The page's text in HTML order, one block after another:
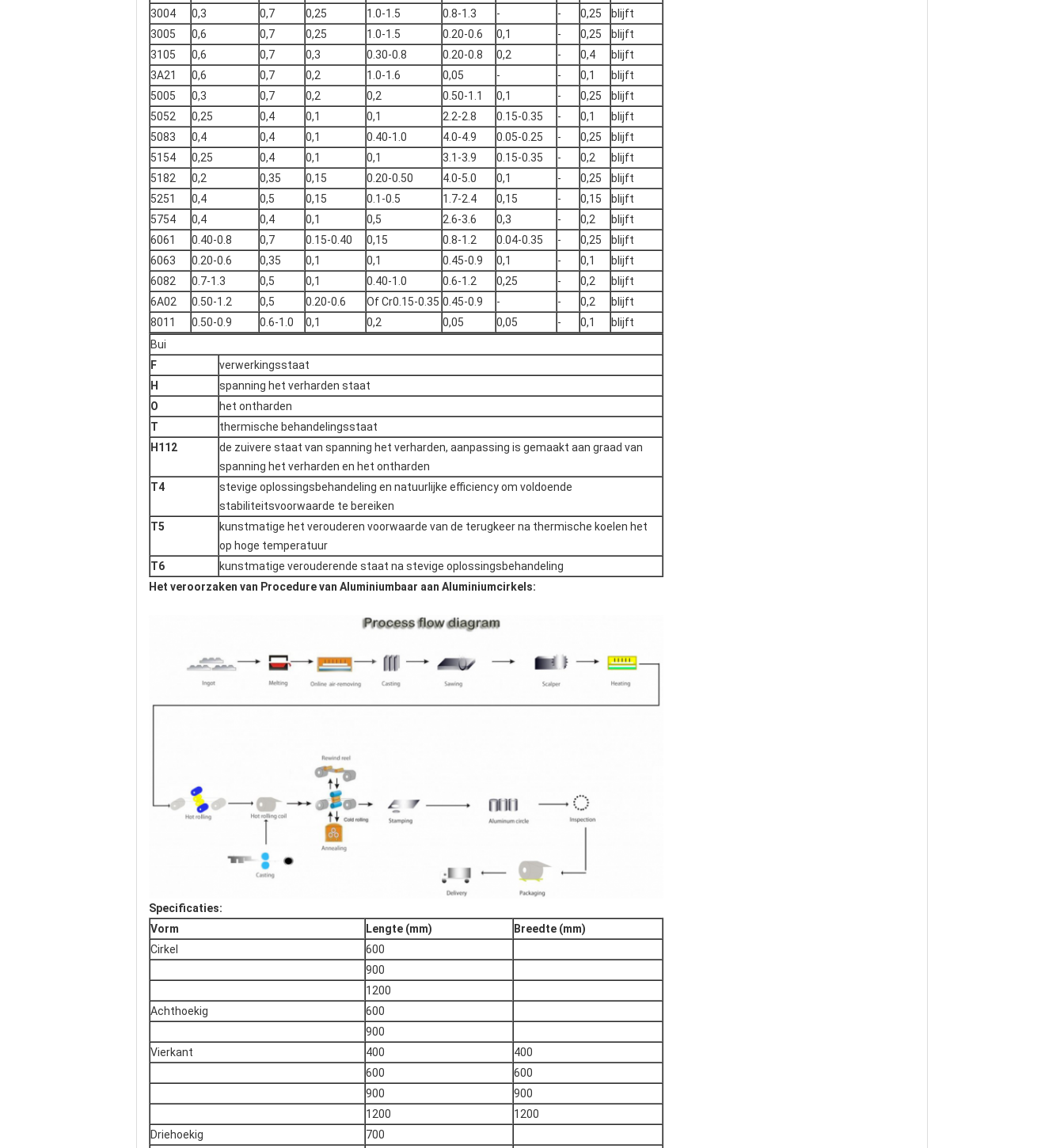
3004
0,3 0,7 0,25 1.0-1.5 0.8-1.3 - - 0,25
blijft
3005
0,6 0,7 0,25 1.0-1.5 0.20-0.6 0,1 - 0,25
blijft
3105
0,6 0,7 0,3 0.30-0.8 0.20-0.8 0,2 - 0,4
blijft
3A21
0,6 0,7 0,2 1.0-1.6 0,05 - - 0,1
blijft
5005
0,3 0,7 0,2 0,2 0.50-1.1 0,1 - 0,25
blijft
5052
0,25 0,4 0,1 0,1 2.2-2.8 0.15-0.35 - 0,1
blijft
5083
0,4 0,4 0,1 0.40-1.0 4.0-4.9 0.05-0.25 - 0,25
blijft
5154
0,25 0,4 0,1 0,1 3.1-3.9 0.15-0.35 - 0,2
blijft
5182
0,2 0,35 0,15 0.20-0.50 4.0-5.0 0,1 - 0,25
blijft
5251
0,4 0,5 0,15 0.1-0.5 1.7-2.4 0,15 - 0,15
blijft
5754
0,4 0,4 0,1 0,5 2.6-3.6 0,3 - 0,2
blijft
6061
0.40-0.8 0,7 0.15-0.40 0,15 0.8-1.2 0.04-0.35 - 0,25
blijft
6063
0.20-0.6 0,35 0,1 0,1 0.45-0.9 0,1 - 0,1
blijft
6082
0.7-1.3 0,5 0,1 0.40-1.0 0.6-1.2 0,25 - 0,2
blijft
6A02
0.50-1.2 0,5 0.20-0.6 Of Cr0.15-0.35 0.45-0.9 - - 0,2
blijft
8011
0.50-0.9 0.6-1.0 0,1 0,2 0,05 0,05 - 0,1
blijft
Bui
F
verwerkingsstaat
H
spanning het verharden staat
O
het ontharden
T
thermische behandelingsstaat
H112
de zuivere staat van spanning het verharden, aanpassing is gemaakt aan graad van
spanning het verharden en het ontharden
T4
stevige oplossingsbehandeling en natuurlijke efficiency om voldoende
stabiliteitsvoorwaarde te bereiken
T5
kunstmatige het verouderen voorwaarde van de terugkeer na thermische koelen het
op hoge temperatuur
T6
kunstmatige verouderende staat na stevige oplossingsbehandeling
Het veroorzaken van Procedure van Aluminiumbaar aan Aluminiumcirkels:
Specificaties:
Vorm
Lengte (mm)
Breedte (mm)
Cirkel
600
900
1200
Achthoekig
600
900
Vierkant
400
400
600
600
900
900
1200
1200
Driehoekig
700